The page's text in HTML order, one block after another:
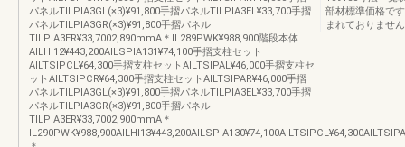
パネルTILPIA3GL(×3)¥91,800手摺パネルTILPIA3EL¥33,700手摺
パネルTILPIA3GR(×3)¥91,800手摺パネル
TILPIA3ER¥33,7002,890mmA＊IL289PWK¥988,900階段本体
AILHI12¥443,200AILSPIA131¥74,100手摺支柱セット
AILTSIPCL¥64,300手摺支柱セットAILTSIPAL¥46,000手摺支柱セ
ットAILTSIPCR¥64,300手摺支柱セットAILTSIPAR¥46,000手摺
パネルTILPIA3GL(×3)¥91,800手摺パネルTILPIA3EL¥33,700手摺
パネルTILPIA3GR(×3)¥91,800手摺パネル
TILPIA3ER¥33,7002,900mmA＊
部材標準価格で
まれておりませ